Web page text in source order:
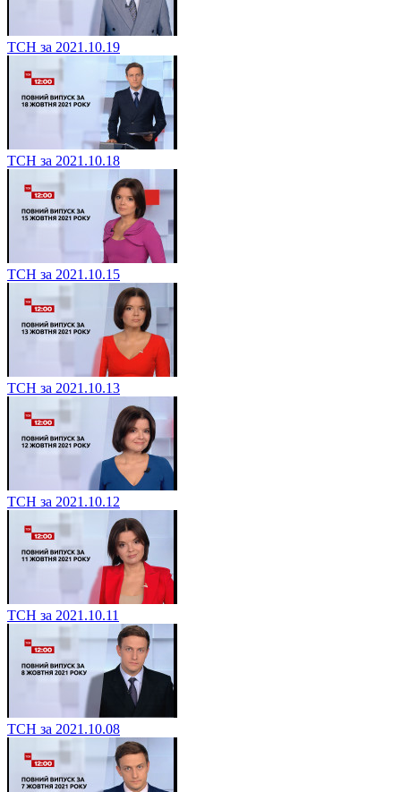
ТСН за 2021.10.19
ТСН за 2021.10.18
ТСН за 2021.10.15
ТСН за 2021.10.13
ТСН за 2021.10.12
ТСН за 2021.10.11
ТСН за 2021.10.08